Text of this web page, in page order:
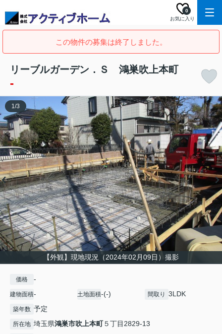
お気に入り
0
この物件の募集は終了しました。
リーブルガーデン．Ｓ 鴻巣吹上本町
-
【外観】現地現況（2024年02月09日）撮影
1/3
価格 -
建物面積- 土地面積-(-) 間取り 3LDK
築年数 予定
所在地 埼玉県鴻巣市吹上本町５丁目2829-13